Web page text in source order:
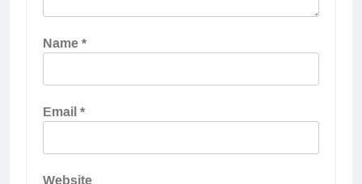
Name*
Email*